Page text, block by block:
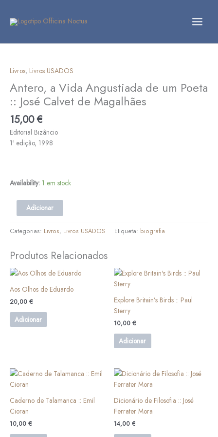
content
Livros, Livros USADOS
Antero, a Vida Angustiada de um Poeta
:: José Calvet de Magalhães
15,00€
Editorial Bizâncio
1ª edição, 1998
Availability: 1 em stock
Antero,
Vida
Angustiada
de
um
Poeta
::
de
Magalhães
Adicionar
Categorias: Livros, Livros USADOS Etiqueta: biografia
Produtos Relacionados
Aos Olhos de Eduardo
20,00 €
Adicionar
Explore Britain’s Birds :: Paul
Sterry
10,00 €
Adicionar
Caderno de Talamanca :: Emil
Cioran
10,00 €
Dicionário de Filosofia :: José
Ferrater Mora
14,00 €